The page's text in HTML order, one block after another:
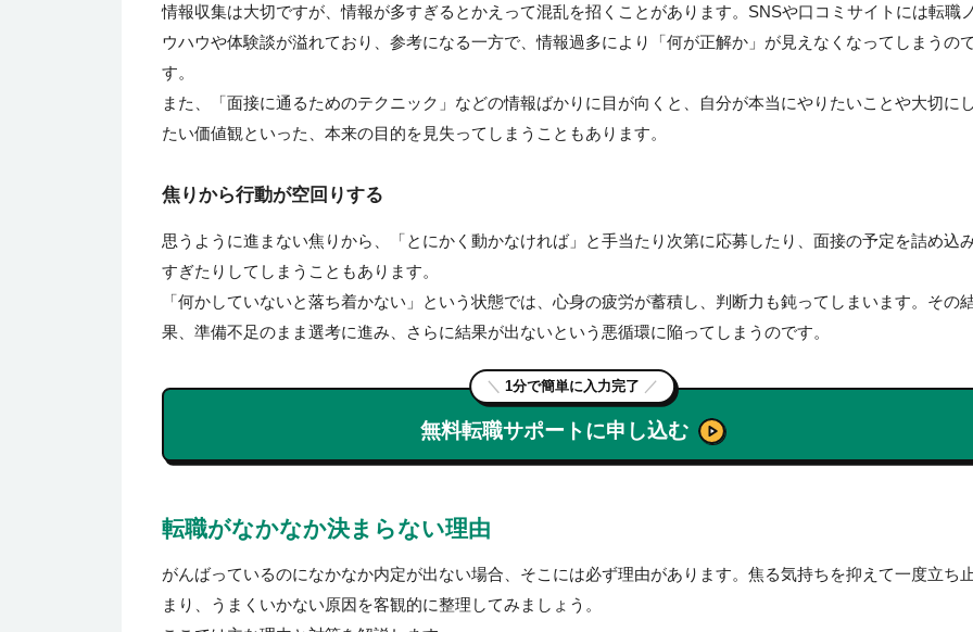
情報収集は大切ですが、情報が多すぎるとかえって混乱を招くことがあります。SNSや口コミサイトには転職
ウハウや体験談が溢れており、参考になる一方で、情報過多により「何が正解か」が見えなくなってしまうの
す。
また、「面接に通るためのテクニック」などの情報ばかりに目が向くと、自分が本当にやりたいことや大切に
たい価値観といった、本来の目的を見失ってしまうこともあります。
焦りから行動が空回りする
思うように進まない焦りから、「とにかく動かなければ」と手当たり次第に応募したり、面接の予定を詰め込
すぎたりしてしまうこともあります。
「何かしていないと落ち着かない」という状態では、心身の疲労が蓄積し、判断力も鈍ってしまいます。その
果、準備不足のまま選考に進み、さらに結果が出ないという悪循環に陥ってしまうのです。
＼ 1分で簡単に入力完了 ／
無料転職サポートに申し込む
転職がなかなか決まらない理由
がんばっているのになかなか内定が出ない場合、そこには必ず理由があります。焦る気持ちを抑えて一度立ち
まり、うまくいかない原因を客観的に整理してみましょう。